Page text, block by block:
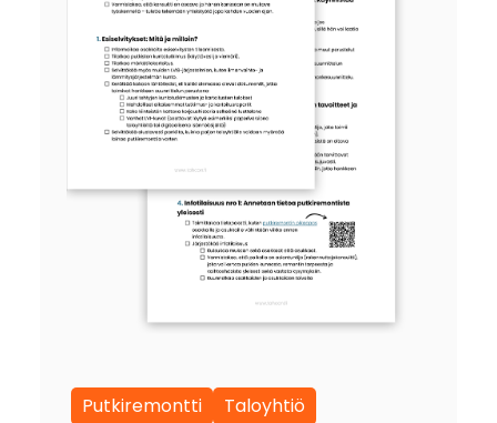
Putkiremontti Taloyhtiö